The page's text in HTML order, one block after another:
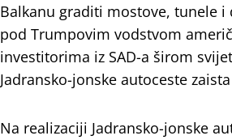
Balkanu graditi mostove, tunele
pod Trumpovim vodstvom
investitorima iz SAD-a širom
Jadransko-jonske autoceste
Na realizaciji Jadransko-jonske